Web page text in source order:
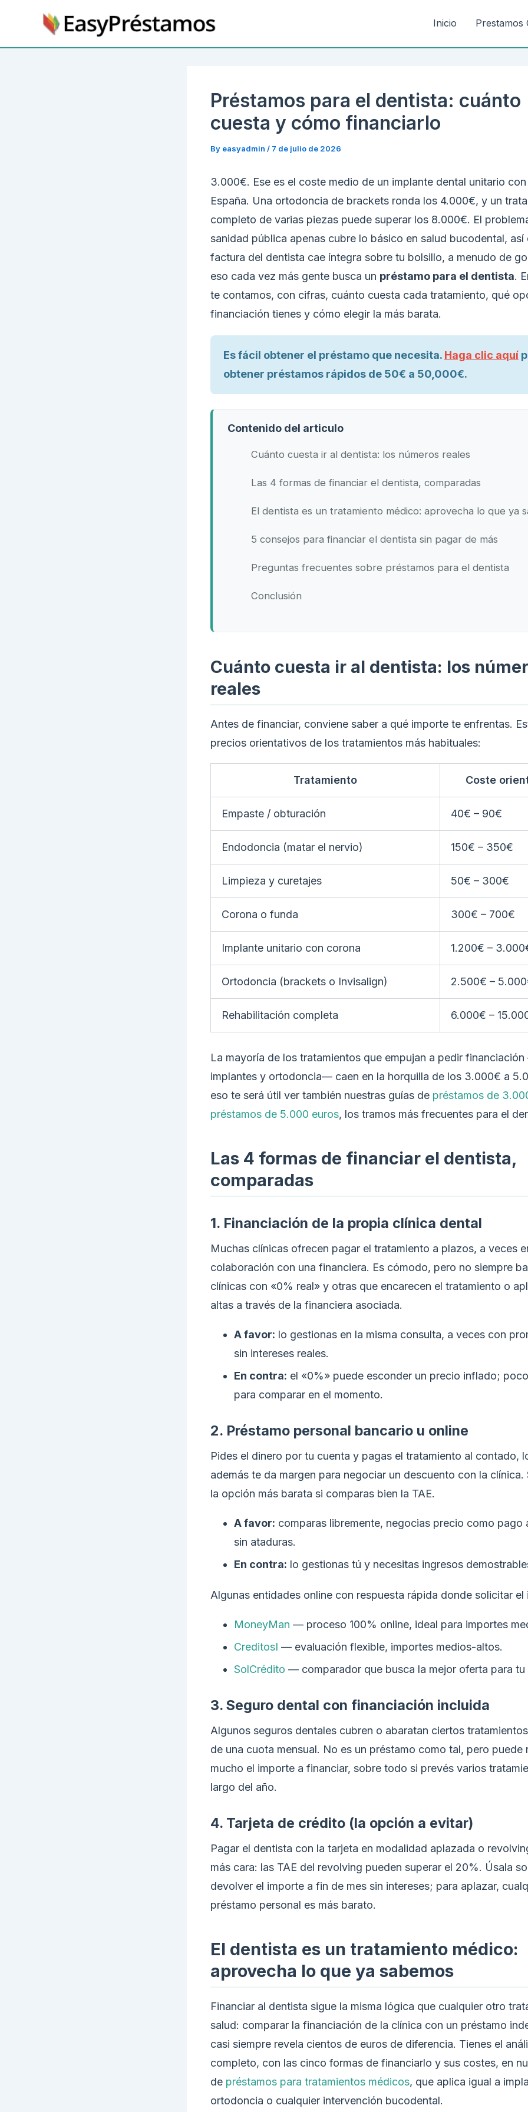
Inicio Prestamos
Préstamos para el dentista: cuánto
cuesta y cómo financiarlo
By easyadmin / 7 de julio de 2026
3.000€. Ese es el coste medio de un implante dental unitario
España. Una ortodoncia de brackets ronda los 4.000€, y un
completo de varias piezas puede superar los 8.000€. El
sanidad pública apenas cubre lo básico en salud bucodental, así
factura del dentista cae íntegra sobre tu bolsillo, a menudo de
eso cada vez más gente busca un préstamo para el dentista.
te contamos, con cifras, cuánto cuesta cada tratamiento, qué
financiación tienes y cómo elegir la más barata.
Es fácil obtener el préstamo que necesita. Haga clic aquí
obtener préstamos rápidos de 50€ a 50,000€.
Contenido del articulo
Cuánto cuesta ir al dentista: los números reales
Las 4 formas de financiar el dentista, comparadas
El dentista es un tratamiento médico: aprovecha lo que ya
5 consejos para financiar el dentista sin pagar de más
Preguntas frecuentes sobre préstamos para el dentista
Conclusión
Cuánto cuesta ir al dentista: los
reales
Antes de financiar, conviene saber a qué importe te enfrentas.
precios orientativos de los tratamientos más habituales:
Tratamiento Coste
Empaste / obturación 40€ – 90€
Endodoncia (matar el nervio) 150€ – 350€
Limpieza y curetajes 50€ – 300€
Corona o funda 300€ – 700€
Implante unitario con corona 1.200€ –
Ortodoncia (brackets o Invisalign) 2.500€ –
Rehabilitación completa 6.000€ –
La mayoría de los tratamientos que empujan a pedir
implantes y ortodoncia— caen en la horquilla de los 3.000€ a
eso te será útil ver también nuestras guías de préstamos de
préstamos de 5.000 euros, los tramos más frecuentes para el
Las 4 formas de financiar el dentista,
comparadas
1. Financiación de la propia clínica dental
Muchas clínicas ofrecen pagar el tratamiento a plazos, a veces
colaboración con una financiera. Es cómodo, pero no siempre
clínicas con «0% real» y otras que encarecen el tratamiento o
altas a través de la financiera asociada.
A favor: lo gestionas en la misma consulta, a veces con
sin intereses reales.
En contra: el «0%» puede esconder un precio inflado;
para comparar en el momento.
2. Préstamo personal bancario u online
Pides el dinero por tu cuenta y pagas el tratamiento al contado,
además te da margen para negociar un descuento con la clínica.
la opción más barata si comparas bien la TAE.
A favor: comparas libremente, negocias precio como pago
sin ataduras.
En contra: lo gestionas tú y necesitas ingresos
Algunas entidades online con respuesta rápida donde solicitar el
MoneyMan — proceso 100% online, ideal para importes
CreditosI — evaluación flexible, importes medios-altos.
SolCrédito — comparador que busca la mejor oferta para tu
3. Seguro dental con financiación incluida
Algunos seguros dentales cubren o abaratan ciertos
de una cuota mensual. No es un préstamo como tal, pero puede
mucho el importe a financiar, sobre todo si prevés varios
largo del año.
4. Tarjeta de crédito (la opción a evitar)
Pagar el dentista con la tarjeta en modalidad aplazada o
más cara: las TAE del revolving pueden superar el 20%. Úsala
devolver el importe a fin de mes sin intereses; para aplazar,
préstamo personal es más barato.
El dentista es un tratamiento médico:
aprovecha lo que ya sabemos
Financiar al dentista sigue la misma lógica que cualquier otro
salud: comparar la financiación de la clínica con un préstamo
casi siempre revela cientos de euros de diferencia. Tienes el
completo, con las cinco formas de financiarlo y sus costes, en
de préstamos para tratamientos médicos, que aplica igual a
ortodoncia o cualquier intervención bucodental.